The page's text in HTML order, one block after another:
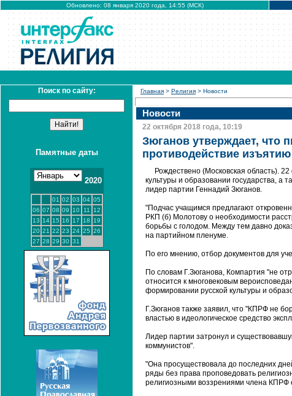
Обновлено: 08 января 2020 года, 14:55 (МСК)
Поиск по сайту:
Памятные даты
2020
01 02 03 04 05
06 07 08 09 10 11
12
13 14 15 16 17 18
19
20 21 22 23 24 25 26
27 28 29 30 31
Главная > Религия > Новости
Новости
22 октября 2018 года, 10:19
Зюганов утверждает, что
противодействие
Рождествено (Московская область).
культуры и образовании государства, а
лидер партии Геннадий Зюганов.
"Подчас учащимся предлагают
РКП (б) Молотову о необходимости
борьбы с голодом. Между тем давно
на партийном пленуме.
По его мнению, отбор документов для
По словам Г.Зюганова, Компартия "не
относится к многовековым
формировании русской культуры и
Г.Зюганов также заявил, что "КПРФ не
властью в идеологическое средство
Лидер партии затронул и
коммунистов".
"Она просуществовала до последних
ряды без права проповедовать
религиозными воззрениями члена КПРФ